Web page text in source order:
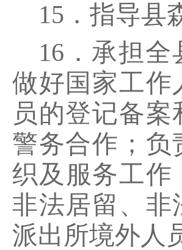
15．指导县
16．承担
做好国家工作
员的登记备
警务合作；负
织及服务工作
非法居留、非
派出所境外人